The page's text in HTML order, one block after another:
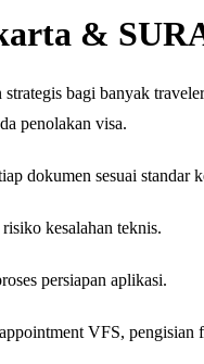
&
bagi banyak
penolakan visa.
dokumen sesuai standar
kesalahan teknis.
persiapan aplikasi.
VFS,